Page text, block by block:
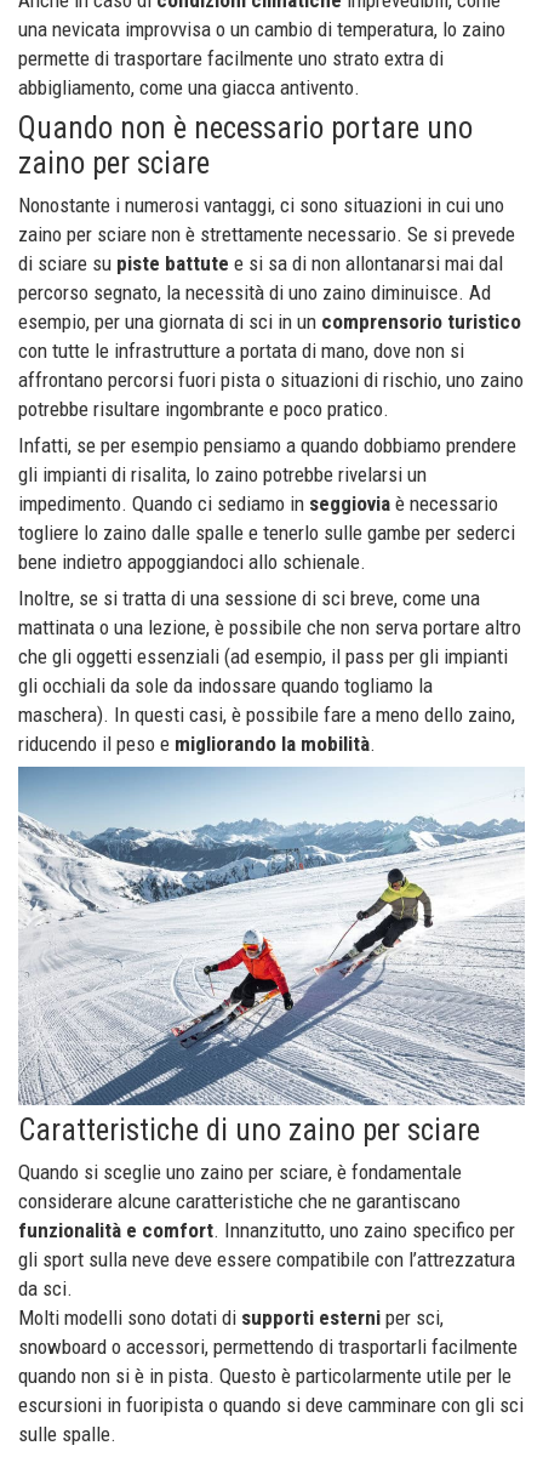
una nevicata improvvisa o un cambio di temperatura, lo zaino
permette di trasportare facilmente uno strato extra di
abbigliamento, come una giacca antivento.
Quando non è necessario portare uno
zaino per sciare
Nonostante i numerosi vantaggi, ci sono situazioni in cui uno
zaino per sciare non è strettamente necessario. Se si prevede
di sciare su piste battute e si sa di non allontanarsi mai dal
percorso segnato, la necessità di uno zaino diminuisce. Ad
esempio, per una giornata di sci in un comprensorio turistico
con tutte le infrastrutture a portata di mano, dove non si
affrontano percorsi fuori pista o situazioni di rischio, uno zaino
potrebbe risultare ingombrante e poco pratico.
Infatti, se per esempio pensiamo a quando dobbiamo prendere
gli impianti di risalita, lo zaino potrebbe rivelarsi un
impedimento. Quando ci sediamo in seggiovia è necessario
togliere lo zaino dalle spalle e tenerlo sulle gambe per sederci
bene indietro appoggiandoci allo schienale.
Inoltre, se si tratta di una sessione di sci breve, come una
mattinata o una lezione, è possibile che non serva portare altro
che gli oggetti essenziali (ad esempio, il pass per gli impianti
gli occhiali da sole da indossare quando togliamo la
maschera). In questi casi, è possibile fare a meno dello zaino,
riducendo il peso e migliorando la mobilità.
Caratteristiche di uno zaino per sciare
Quando si sceglie uno zaino per sciare, è fondamentale
considerare alcune caratteristiche che ne garantiscano
funzionalità e comfort. Innanzitutto, uno zaino specifico per
gli sport sulla neve deve essere compatibile con l’attrezzatura
da sci.
Molti modelli sono dotati di supporti esterni per sci,
snowboard o accessori, permettendo di trasportarli facilmente
quando non si è in pista. Questo è particolarmente utile per le
escursioni in fuoripista o quando si deve camminare con gli sci
sulle spalle.